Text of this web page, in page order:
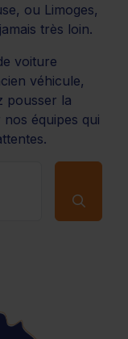
ou Limoges,
très loin.
voiture
véhicule,
pousser la
équipes qui